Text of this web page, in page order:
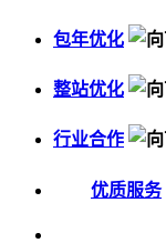
包年优化
整站优化
行业合作
优质服务